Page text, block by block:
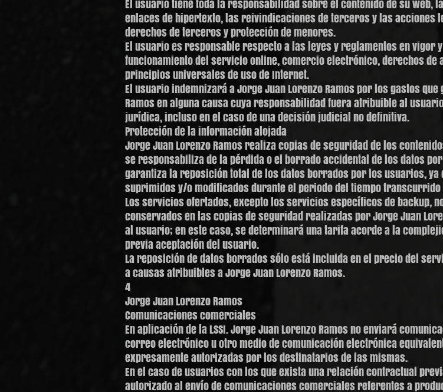
El usuario tiene toda la responsabilidad sobre el contenido de su web,
enlaces de hipertexto, las reivindicaciones de terceros y las acciones
derechos de terceros y protección de menores.
El usuario es responsable respecto a las leyes y reglamentos en vigor
funcionamiento del servicio online, comercio electrónico, derechos de
principios universales de uso de Internet.
El usuario indemnizará a Jorge Juan Lorenzo Ramos por los gastos
Ramos en alguna causa cuya responsabilidad fuera atribuible al
jurídica, incluso en el caso de una decisión judicial no definitiva.
Protección de la información alojada
Jorge Juan Lorenzo Ramos realiza copias de seguridad de los
se responsabiliza de la pérdida o el borrado accidental de los datos
garantiza la reposición total de los datos borrados por los usuarios,
suprimidos y/o modificados durante el periodo del tiempo
Los servicios ofertados, excepto los servicios específicos de backup,
conservados en las copias de seguridad realizadas por Jorge Juan
al usuario; en este caso, se determinará una tarifa acorde a la
previa aceptación del usuario.
La reposición de datos borrados sólo está incluida en el precio del
a causas atribuibles a Jorge Juan Lorenzo Ramos.
4
Jorge Juan Lorenzo Ramos
Comunicaciones comerciales
En aplicación de la LSSI. Jorge Juan Lorenzo Ramos no enviará
correo electrónico u otro medio de comunicación electrónica
expresamente autorizadas por los destinatarios de las mismas.
En el caso de usuarios con los que exista una relación contractual
autorizado al envío de comunicaciones comerciales referentes a